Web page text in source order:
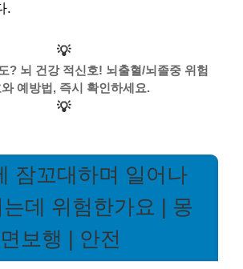
.
💡
? 뇌 건강 적신호! 뇌출혈/뇌졸중 위험
예방법, 즉시 확인하세요.
💡
잠꼬대하며 일어나
데 위험한가요 | 몽
보행 | 안전